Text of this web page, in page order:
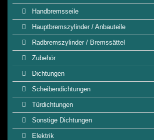
Handbremsseile
Hauptbremszylinder / Anbauteile
Radbremszylinder / Bremssättel
Zubehör
Dichtungen
Scheibendichtungen
Türdichtungen
Sonstige Dichtungen
Elektrik